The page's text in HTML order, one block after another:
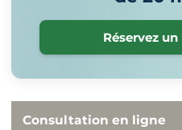
Réservez
Consultation en ligne